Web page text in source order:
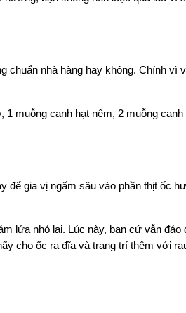
nhà hàng hay không. Chính vì
muỗng canh hạt nêm, 2 muỗng
để gia vị ngấm sâu vào phần thịt ốc
lửa nhỏ lại. Lúc này, bạn cứ vẫn đảo
cho ốc ra đĩa và trang trí thêm với